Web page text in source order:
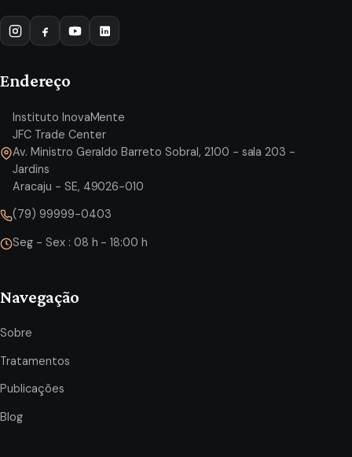
Endereço
Instituto InovaMente
JFC Trade Center
Av. Ministro Geraldo Barreto Sobral, 2100 - sala 203 -
Jardins
Aracaju - SE, 49026-010
(79) 99999-0403
Seg - Sex : 08 h - 18:00 h
Navegação
Sobre
Tratamentos
Publicações
Blog